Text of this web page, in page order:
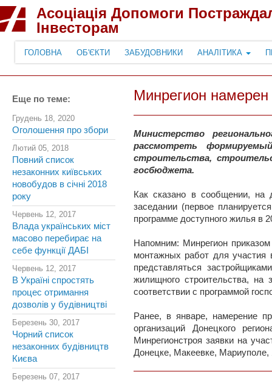
Асоціація Допомоги
Інвесторам
ГОЛОВНА ОБ'ЄКТИ ЗАБУДОВНИКИ АНАЛІТИКА
Еще по теме:
Грудень 18, 2020
Оголошення про збори
Лютий 05, 2018
Повний список
незаконних київських
новобудов в січні 2018
року
Червень 12, 2017
Влада українських міст
масово перебирає на
себе функції ДАБІ
Червень 12, 2017
В Україні спростять
процес отримання
дозволів у будівництві
Березень 30, 2017
Чорний список
незаконних будівництв
Києва
Березень 07, 2017
Минрегион
Министерство
рассмотреть
строительства,
госбюджета.
Как сказано в сообщении, на
заседании (первое
программе доступного жилья в
Напомним: Минрегион
монтажных работ для участия
представляться
жилищного строительства, на
соответствии с программой
Ранее, в январе, намерение
организаций Донецкого
Минрегионстроя заявки на
Донецке, Макеевке, Мариуполе,